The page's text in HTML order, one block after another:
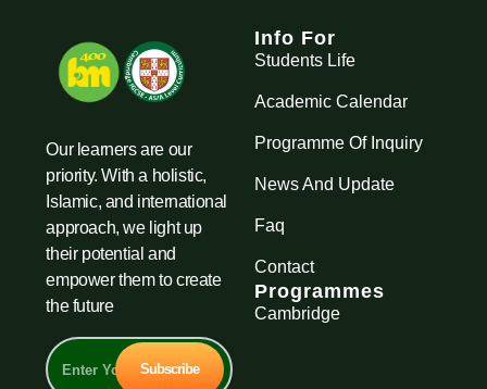
Our learners are our
priority. With a holistic,
Islamic, and international
approach, we light up
their potential and
empower them to create
the future
Info For
Students Life
Academic Calendar
Programme Of Inquiry
News And Update
Faq
Contact
Programmes
Cambridge